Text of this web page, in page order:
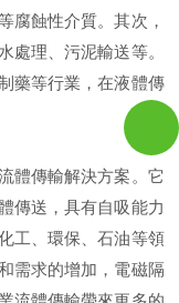
腐蝕性介質。其次，
處理、污泥輸送等。
藥等行業，在液體傳
傳輸解決方案。它
傳送，具有自吸能力
工、環保、石油等領
需求的增加，電磁隔